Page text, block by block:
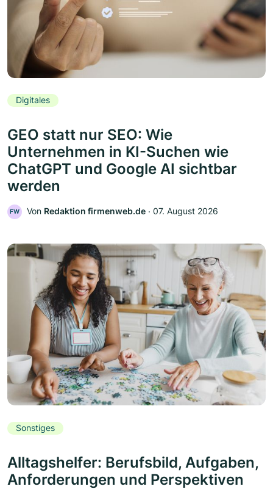
Digitales
GEO statt nur SEO: Wie
Unternehmen in KI-Suchen wie
ChatGPT und Google AI sichtbar
werden
FW Von Redaktion firmenweb.de ‧ 07. August 2026
Sonstiges
Alltagshelfer: Berufsbild, Aufgaben,
Anforderungen und Perspektiven